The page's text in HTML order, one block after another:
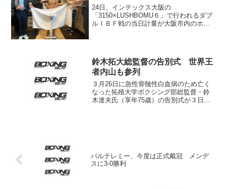
24日、インテックス大阪の
「3150×LUSHBOMU６」で行われるダブ
ルＩＢＦ戦の当日計量が大阪市内のホテ
鈴木拓大総監督の告別式 世界王
者内山も参列
３月26日に急性骨髄性白血病のため亡く
なった拓殖大学ボクシング部総監督・鈴
木達夫氏（享年75歳）の告別式が３日午
バルテレミー、今度は正式戴冠 メンデ
スに3-0勝利